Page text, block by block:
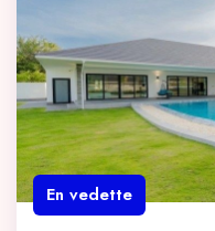
En vedette